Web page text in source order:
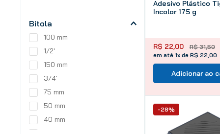
Bitola
100 mm
1/2'
150 mm
3/4'
75 mm
50 mm
40 mm
Adesivo Plástico
Incolor 175 g
R$ 31,50
R$ 22,00
em até 1x de R$ 22,00
Adicionar ao
-28%